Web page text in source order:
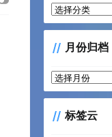
分
类
月份归档
月
份
档 标签云